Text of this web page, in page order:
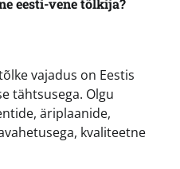
eesti-vene tõlkija?
vajadus on Eestis
tähtsusega. Olgu
äriplaanide,
kvaliteetne